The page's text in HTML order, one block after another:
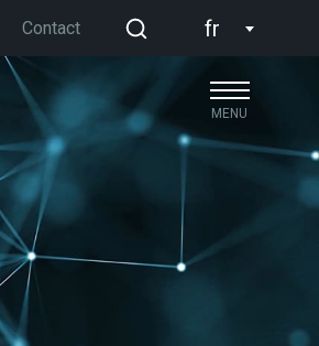
Contact fr
MENU